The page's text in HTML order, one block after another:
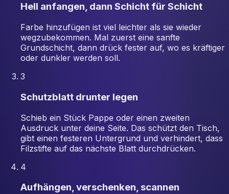
Hell anfangen, dann Schicht für Schicht
Farbe hinzufügen ist viel leichter als sie wieder
wegzubekommen. Mal zuerst eine sanfte
Grundschicht, dann drück fester auf, wo es kräftiger
oder dunkler werden soll.
3
Schutzblatt drunter legen
Schieb ein Stück Pappe oder einen zweiten
Ausdruck unter deine Seite. Das schützt den Tisch,
gibt einen festeren Untergrund und verhindert, dass
Filzstifte auf das nächste Blatt durchdrücken.
4
Aufhängen, verschenken, scannen